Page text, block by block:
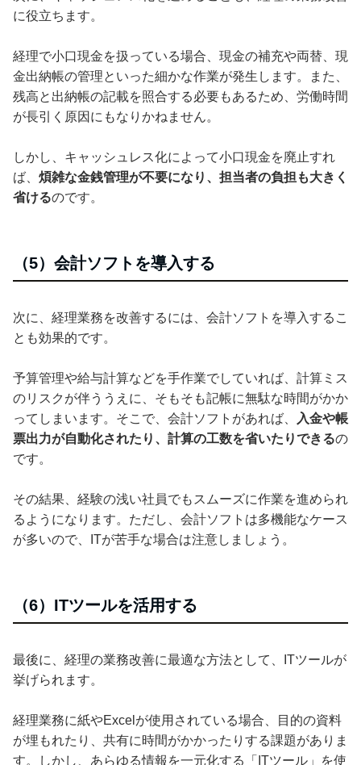
に役立ちます。
経理で小口現金を扱っている場合、現金の補充や両替、現
金出納帳の管理といった細かな作業が発生します。また、
残高と出納帳の記載を照合する必要もあるため、労働時間
が長引く原因にもなりかねません。
しかし、キャッシュレス化によって小口現金を廃止すれ
ば、 煩雑な金銭管理が不要になり、担当者の負担も大きく
省けるのです。
（5）会計ソフトを導入する
次に、経理業務を改善するには、会計ソフトを導入するこ
とも効果的です。
予算管理や給与計算などを手作業でしていれば、計算ミス
のリスクが伴ううえに、そもそも記帳に無駄な時間がかか
ってしまいます。そこで、会計ソフトがあれば、
入金や帳
票出力が自動化されたり、計算の工数を省いたりできるの
です。
その結果、経験の浅い社員でもスムーズに作業を進められ
るようになります。ただし、会計ソフトは多機能なケース
が多いので、ITが苦手な場合は注意しましょう。
（6）ITツールを活用する
最後に、経理の業務改善に最適な方法として、ITツールが
挙げられます。
経理業務に紙やExcelが使用されている場合、目的の資料
が埋もれたり、共有に時間がかかったりする課題がありま
す。しかし、あらゆる情報を一元化する「ITツール」を使